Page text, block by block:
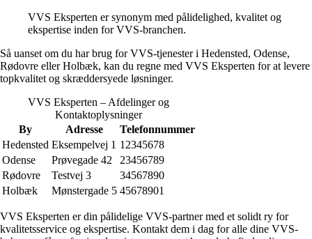
VVS Eksperten er synonym med pålidelighed, kvalitet og
ekspertise inden for VVS-branchen.
Så uanset om du har brug for VVS-tjenester i Hedensted, Odense,
Rødovre eller Holbæk, kan du regne med VVS Eksperten for at levere
topkvalitet og skræddersyede løsninger.
VVS Eksperten – Afdelinger og
Kontaktoplysninger
By
Adresse
Telefonnummer
Hedensted Eksempelvej 1 12345678
Odense
Prøvegade 42
23456789
Rødovre
Testvej 3
34567890
Holbæk
Mønstergade 5 45678901
VVS Eksperten er din pålidelige VVS-partner med et solidt ry for
kvalitetsservice og ekspertise. Kontakt dem i dag for alle dine VVS-